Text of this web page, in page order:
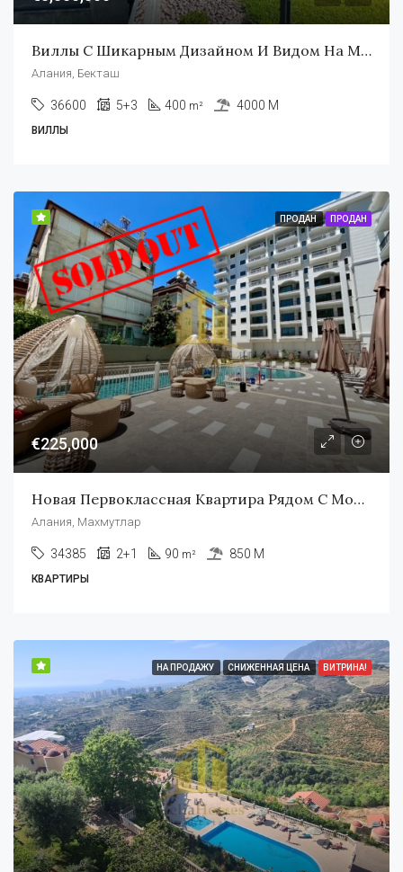
Виллы С Шикарным Дизайном И Видом На Море В Алании
Алания, Бекташ
36600 5+3 400 m² 4000 M
ВИЛЛЫ
ПРОДАН ПРОДАН
€225,000
Новая Первоклассная Квартира Рядом С Морем В Аланье
Алания, Махмутлар
34385 2+1 90 m² 850 M
КВАРТИРЫ
НА ПРОДАЖУ СНИЖЕННАЯ ЦЕНА ВИТРИНА!